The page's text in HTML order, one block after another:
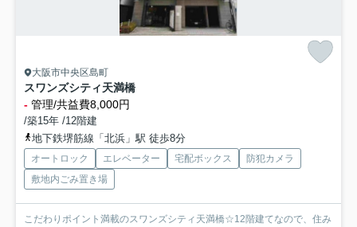
大阪市中央区島町
スワンズシティ天満橋
- 管理/共益費8,000円
/築15年 /12階建
地下鉄堺筋線「北浜」駅 徒歩8分
オートロック エレベーター 宅配ボックス
防犯カメラ
敷地内ごみ置き場
こだわりポイント満載のスワンズシティ天満橋☆12階建てなので、住み